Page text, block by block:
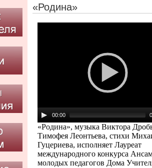
«Родина»
00:00
«Родина», музыка Виктора
Тимофея Леонтьева, стихи
Гуцериева, исполняет Лауреат
международного конкурса
молодых педагогов Дома